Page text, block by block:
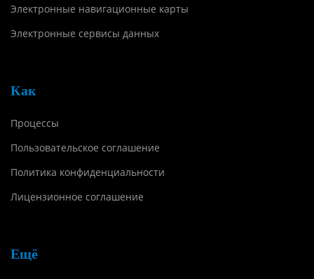
Электронные навигационные карты
Электронные сервисы данных
Как
Процессы
Пользовательское соглашение
Политика конфиденциальности
Лицензионное соглашение
Ещё